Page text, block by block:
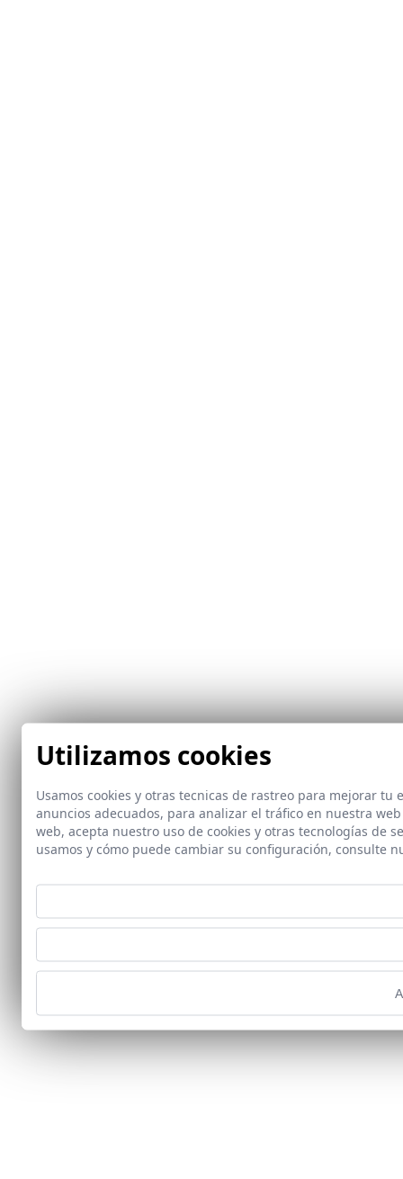
Utilizamos cookies
Usamos cookies y otras tecnicas de rastreo para mejorar
anuncios adecuados, para analizar el tráfico en nuestra
web, acepta nuestro uso de cookies y otras tecnologías de
usamos y cómo puede cambiar su configuración, consulte